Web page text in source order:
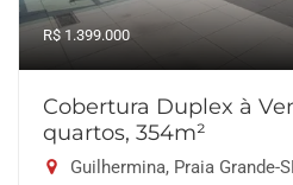
R$ 1.399.000
Cobertura Duplex à
quartos, 354m²
Guilhermina, Praia Grande-